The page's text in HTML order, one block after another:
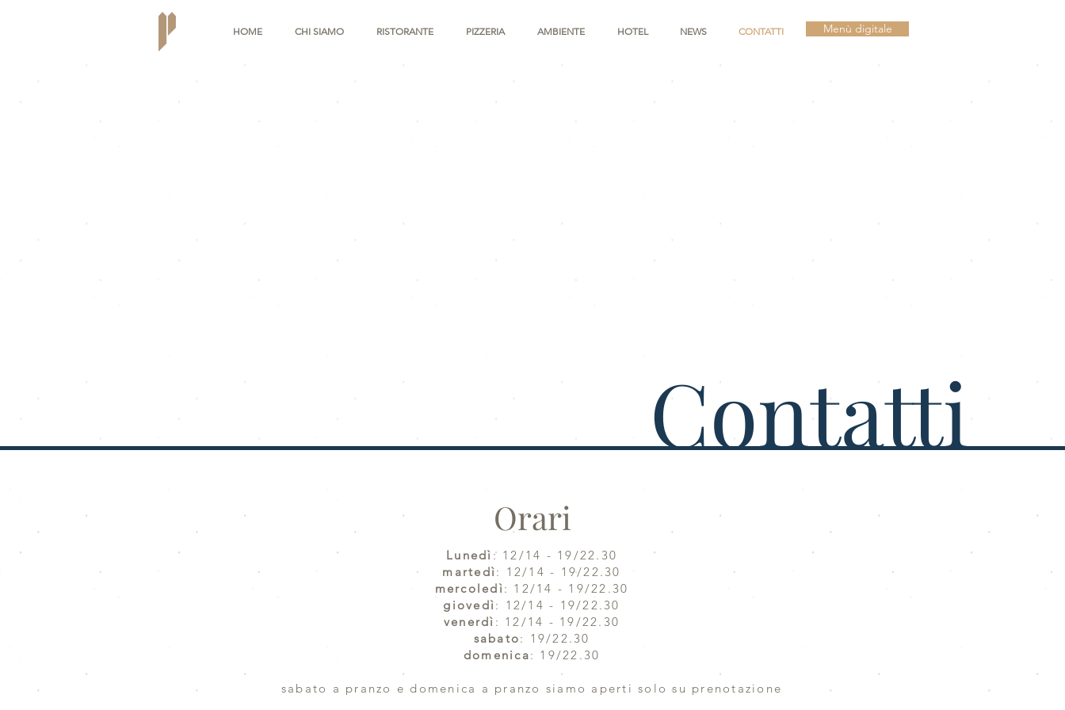
HOME CHI SIAMO RISTORANTE PIZZERIA AMBIENTE HOTEL NEWS CONTATTI Menù digitale
Orari
Lunedì : 12/14 - 19/22.30
martedì: 12/14 - 19/22.30
mercoledì: 12/14 - 19/22.30
giovedì: 12/14 - 19/22.30
venerdì : 12/14 - 19/22.30
sabato: 19/22.30
domenica: 19/22.30
sabato a pranzo e domenica a pranzo siamo aperti solo su prenotazione
Contatti